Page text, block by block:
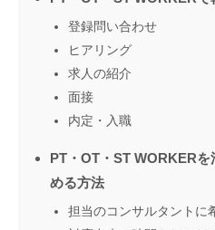
登録問い合わせ
ヒアリング
求人の紹介
面接
内定・入職
PT・OT・ST WORKER
める方法
担当のコンサルタントに